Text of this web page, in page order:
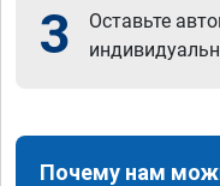
3
Оставьте
Почему нам